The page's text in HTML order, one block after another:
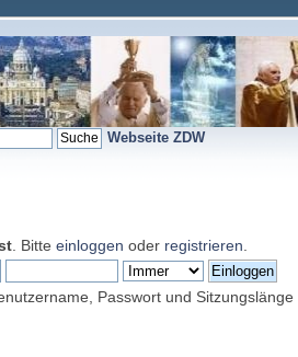
Webseite ZDW
. Bitte einloggen oder registrieren
Passwort und Sitzungslänge